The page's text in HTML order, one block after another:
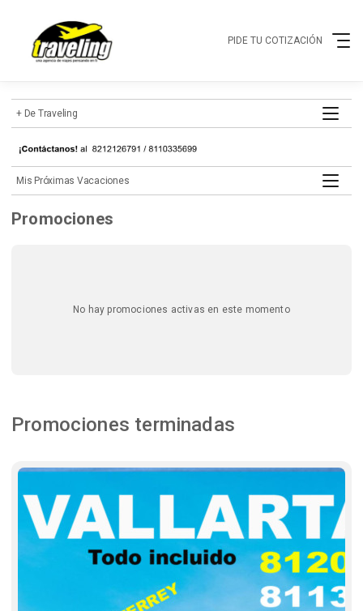
PIDE TU COTIZACIÓN
+ de Traveling
mis próximas vacaciones
Promociones
No hay promociones activas en este momento
Promociones terminadas